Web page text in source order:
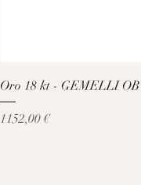
Oro 18 kt - GEMELLI
Prezzo
1152,00 €